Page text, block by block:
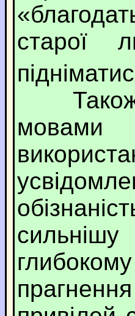
старої
Також
мовами